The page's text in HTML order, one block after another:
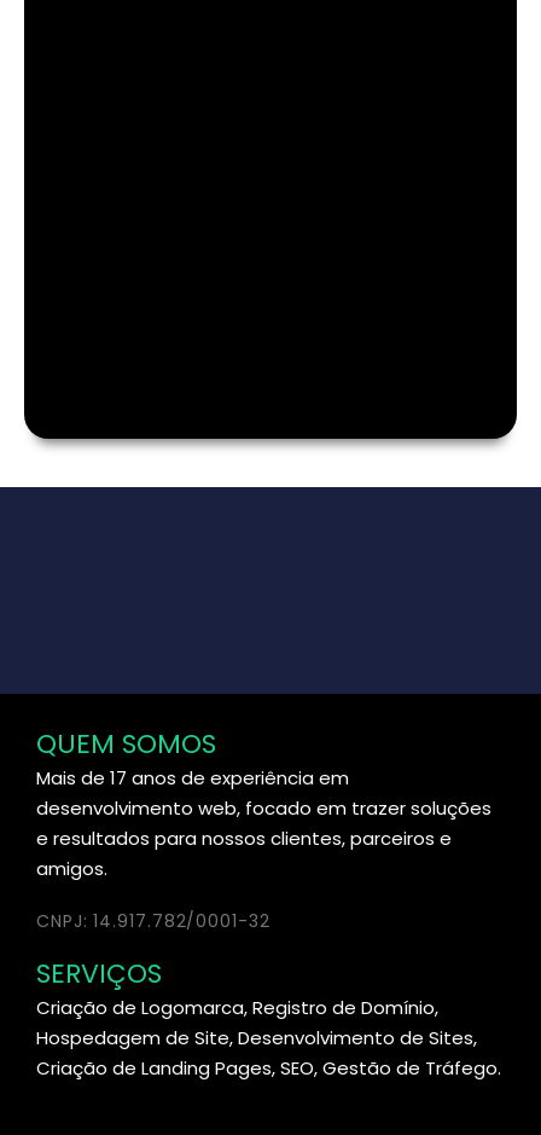
QUEM SOMOS
Mais de 17 anos de experiência em
desenvolvimento web, focado em trazer soluções
e resultados para nossos clientes, parceiros e
amigos.
CNPJ: 14.917.782/0001-32
SERVIÇOS
Criação de Logomarca, Registro de Domínio,
Hospedagem de Site, Desenvolvimento de Sites,
Criação de Landing Pages, SEO, Gestão de Tráfego.